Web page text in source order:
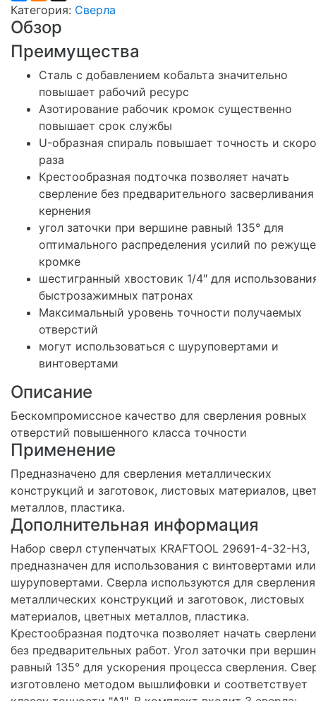
Категория: Сверла
Обзор
Преимущества
Сталь с добавлением кобальта значительно
повышает рабочий ресурс
Азотирование рабочик кромок существенно
повышает срок службы
U-образная спираль повышает точность и
раза
Крестообразная подточка позволяет начать
сверление без предварительного
кернения
угол заточки при вершине равный 135° для
оптимального распределения усилий по
кромке
шестигранный хвостовик 1/4″ для
быстрозажимных патронах
Максимальный уровень точности получаемых
отверстий
могут использоваться с шуруповертами и
винтовертами
Описание
Бескомпромиссное качество для сверления ровных
отверстий повышенного класса точности
Применение
Предназначено для сверления металлических
конструкций и заготовок, листовых материалов,
металлов, пластика.
Дополнительная информация
Набор сверл ступенчатых KRAFTOOL 29691-4-32-H3,
предназначен для использования с винтовертами или
шуруповертами. Сверла используются для сверления
металлических конструкций и заготовок, листовых
материалов, цветных металлов, пластика.
Крестообразная подточка позволяет начать
без предварительных работ. Угол заточки при
равный 135° для ускорения процесса сверления.
изготовлено методом вышлифовки и соответствует